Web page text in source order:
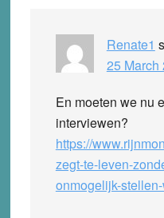
Renate1
25 March
En moeten we nu
interviewen?
https://
zegt-te-leven-
onmogelijk-